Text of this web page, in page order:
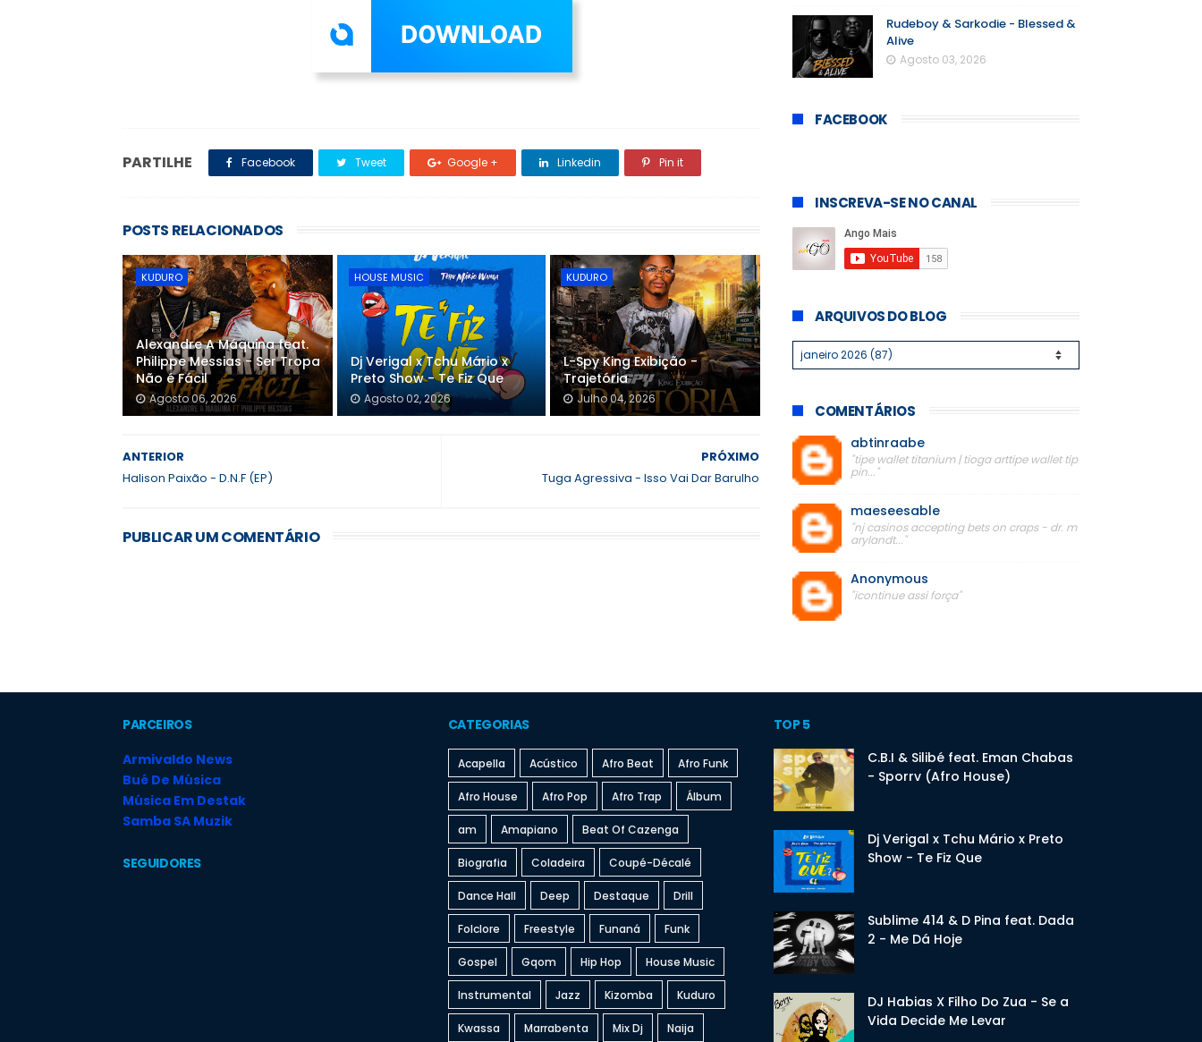
PARTILHE Facebook Tweet Google + Linkedin Pin it
POSTS RELACIONADOS
KUDURO
Alexandre A Máquina feat.
Philippe Messias - Ser Tropa
Não é Fácil
Agosto 06, 2026
HOUSE MUSIC
Dj Verigal x Tchu Mário x
Preto Show - Te Fiz Que
Agosto 02, 2026
KUDURO
L-Spy King Exibição -
Trajetória
Julho 04, 2026
PRÓXIMO
Tuga Agressiva - Isso Vai Dar Barulho
ANTERIOR
Halison Paixão - D.N.F (EP)
PUBLICAR UM COMENTÁRIO
Rudeboy & Sarkodie - Blessed &
Alive
Agosto 03, 2026
FACEBOOK
INSCREVA-SE NO CANAL
ARQUIVOS DO BLOG
COMENTÁRIOS
abtinraabe
"tipe wallet titanium | tioga arttipe wallet tip
pin..."
maeseesable
"nj casinos accepting bets on craps - dr. m
arylandt..."
Anonymous
"icontinue assi força"
PARCEIROS
Armivaldo News
Bué De Música
Música Em Destak
Samba SA Muzik
SEGUIDORES
CATEGORIAS
Acapella Acústico Afro Beat Afro Funk
Afro House Afro Pop Afro Trap Álbum
am Amapiano Beat Of Cazenga
Biografia Coladeira Coupé-Décalé
Dance Hall Deep Destaque Drill
Folclore Freestyle Funaná Funk
Gospel Gqom Hip Hop House Music
Instrumental Jazz Kizomba Kuduro
Kwassa Marrabenta Mix Dj Naija
TOP 5
C.B.I & Silibé feat. Eman Chabas
- Sporrv (Afro House)
Dj Verigal x Tchu Mário x Preto
Show - Te Fiz Que
Sublime 414 & D Pina feat. Dada
2 - Me Dá Hoje
DJ Habias X Filho Do Zua - Se a
Vida Decide Me Levar